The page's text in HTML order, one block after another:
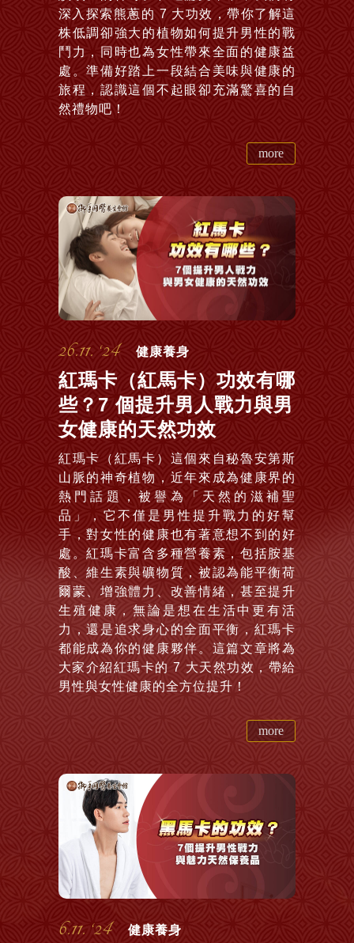
深入探索熊蔥的 7 大功效，帶你了解這
株低調卻強大的植物如何提升男性的戰
鬥力，同時也為女性帶來全面的健康益
處。準備好踏上一段結合美味與健康的
旅程，認識這個不起眼卻充滿驚喜的自
然禮物吧！
more
26.11. ‘24 健康養身
紅瑪卡（紅馬卡）功效有哪
些？7 個提升男人戰力與男
女健康的天然功效
紅瑪卡（紅馬卡）這個來自秘魯安第斯
山脈的神奇植物，近年來成為健康界的
熱門話題，被譽為「天然的滋補聖
品」，它不僅是男性提升戰力的好幫
手，對女性的健康也有著意想不到的好
處。紅瑪卡富含多種營養素，包括胺基
酸、維生素與礦物質，被認為能平衡荷
爾蒙、增強體力、改善情緒，甚至提升
生殖健康，無論是想在生活中更有活
力，還是追求身心的全面平衡，紅瑪卡
都能成為你的健康夥伴。這篇文章將為
大家介紹紅瑪卡的 7 大天然功效，帶給
男性與女性健康的全方位提升！
more
6.11. ‘24 健康養身